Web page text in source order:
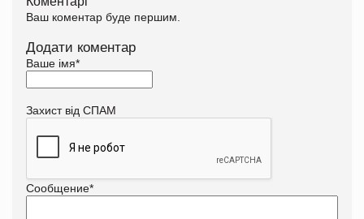
Ваш коментар буде першим.
Додати коментар
Ваше імя*
Захист від СПАМ
Сообщение*